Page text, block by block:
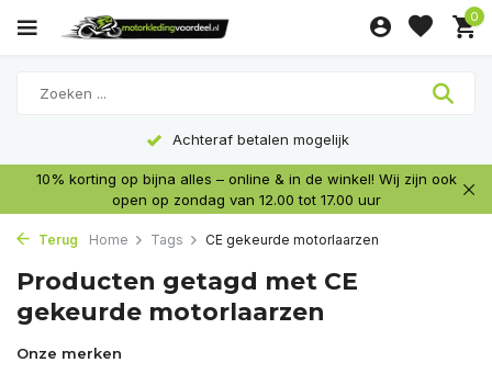
0
Achteraf betalen mogelijk
10% korting op bijna alles – online & in de winkel! Wij zijn ook
open op zondag van 12.00 tot 17.00 uur
Terug Home Tags CE gekeurde motorlaarzen
Producten getagd met CE
gekeurde motorlaarzen
Onze merken